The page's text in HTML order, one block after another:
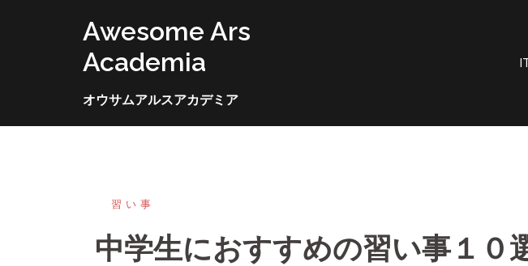
Awesome Ars
Academia
オウサムアルスアカデミア
習い事
中学生におすすめの習い事１０